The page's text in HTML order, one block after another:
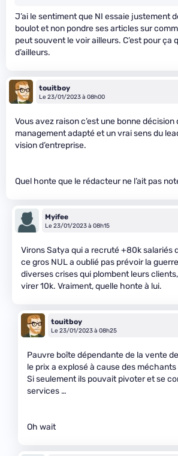
J’ai le sentiment que NI essaie justement
boulot et non pondre ses articles sur
peut souvent le voir ailleurs. C’est pour ça
d’ailleurs.
touitboy
Le 23/01/2023 à 08h00
Vous avez raison c’est une bonne décision
management adapté et un vrai sens du
vision d’entreprise.
Quel honte que le rédacteur ne l’ait pas
Myifee
Le 23/01/2023 à 08h15
Virons Satya qui a recruté +80k salariés
ce gros NUL a oublié pas prévoir la
diverses crises qui plombent leurs
virer 10k. Vraiment, quelle honte à lui.
touitboy
Le 23/01/2023 à 08h25
Pauvre boîte dépendante de la vente
le prix a explosé à cause des méchants
Si seulement ils pouvait pivoter et se
services …
Oh wait